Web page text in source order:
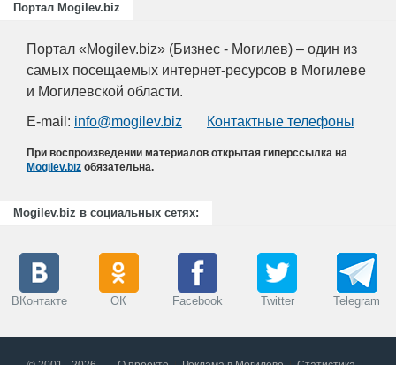
Портал Mogilev.biz
Портал «Mogilev.biz» (Бизнес - Могилев) – один из
самых посещаемых интернет-ресурсов в Могилеве
и Могилевской области.
E-mail: info@mogilev.biz Контактные телефоны
При воспроизведении материалов открытая гиперссылка на
Mogilev.biz обязательна.
Mogilev.biz в социальных сетях:
ВКонтакте ОК Facebook Twitter Telegram